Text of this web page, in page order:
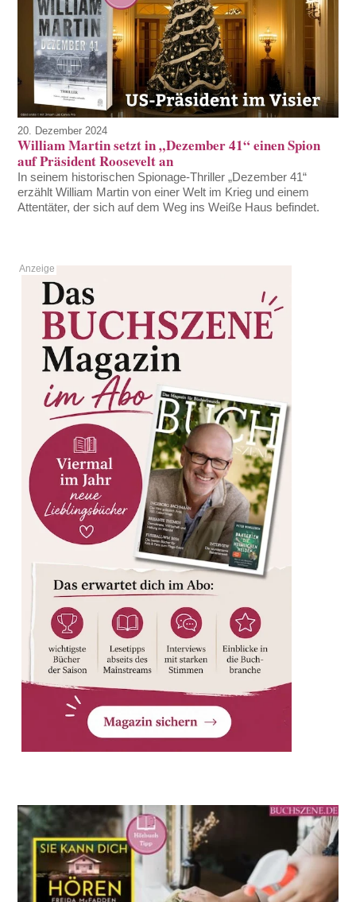
20. Dezember 2024
William Martin setzt in „Dezember 41“ einen Spion
auf Präsident Roosevelt an
In seinem historischen Spionage-Thriller „Dezember 41“
erzählt William Martin von einer Welt im Krieg und einem
Attentäter, der sich auf dem Weg ins Weiße Haus befindet.